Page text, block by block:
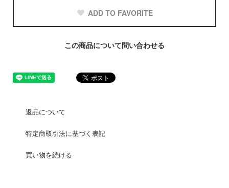
ADD TO FAVORITE
この商品について問い合わせる
返品について
特定商取引法に基づく表記
買い物を続ける